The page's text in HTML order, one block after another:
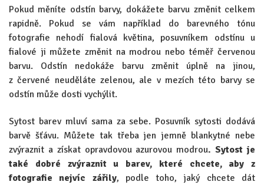
Pokud měníte odstín barvy, dokážete barvu změnit celkem
rapidně. Pokud se vám například do barevného tónu
fotografie nehodí fialová květina, posuvníkem odstínu u
fialové ji můžete změnit na modrou nebo téměř červenou
barvu. Odstín nedokáže barvu změnit úplně na jinou,
z červené neuděláte zelenou, ale v mezích této barvy se
odstín může dosti vychýlit.
Sytost barev mluví sama za sebe. Posuvník sytosti dodává
barvě šťávu. Můžete tak třeba jen jemně blankytné nebe
zvýraznit a získat opravdovou azurovou modrou. Sytost je
také dobré zvýraznit u barev, které chcete, aby z
fotografie nejvíc zářily, podle toho, jaký chcete dát